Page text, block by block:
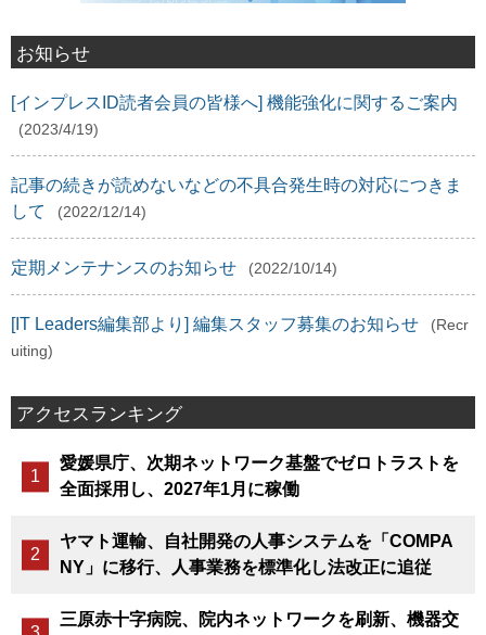
お知らせ
[インプレスID読者会員の皆様へ] 機能強化に関するご案内
(2023/4/19)
記事の続きが読めないなどの不具合発生時の対応につきま
して
(2022/12/14)
定期メンテナンスのお知らせ (2022/10/14)
[IT Leaders編集部より] 編集スタッフ募集のお知らせ
(Recr
uiting)
アクセスランキング
愛媛県庁、次期ネットワーク基盤でゼロトラストを
全面採用し、2027年1月に稼働
ヤマト運輸、自社開発の人事システムを「COMPA
NY」に移行、人事業務を標準化し法改正に追従
三原赤十字病院、院内ネットワークを刷新、機器交